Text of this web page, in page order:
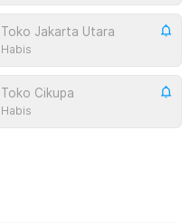
Toko Jakarta Utara
Habis
Toko Cikupa
Habis